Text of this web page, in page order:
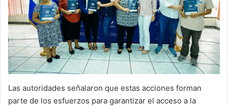
Las autoridades señalaron que estas acciones forman
parte de los esfuerzos para garantizar el acceso a la